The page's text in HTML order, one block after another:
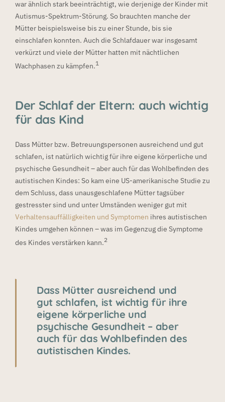
war ähnlich stark beeinträchtigt, wie derjenige der Kinder mit
Autismus-Spektrum-Störung. So brauchten manche der
Mütter beispielsweise bis zu einer Stunde, bis sie
einschlafen konnten. Auch die Schlafdauer war insgesamt
verkürzt und viele der Mütter hatten mit nächtlichen
Wachphasen zu kämpfen.1
Der Schlaf der Eltern: auch wichtig
für das Kind
Dass Mütter bzw. Betreuungspersonen ausreichend und gut
schlafen, ist natürlich wichtig für ihre eigene körperliche und
psychische Gesundheit – aber auch für das Wohlbefinden des
autistischen Kindes: So kam eine US-amerikanische Studie zu
dem Schluss, dass unausgeschlafene Mütter tagsüber
gestresster sind und unter Umständen weniger gut mit
Verhaltensauffälligkeiten und Symptomen ihres autistischen
Kindes umgehen können – was im Gegenzug die Symptome
des Kindes verstärken kann.2
Dass Mütter ausreichend und
gut schlafen, ist wichtig für ihre
eigene körperliche und
psychische Gesundheit – aber
auch für das Wohlbefinden des
autistischen Kindes.